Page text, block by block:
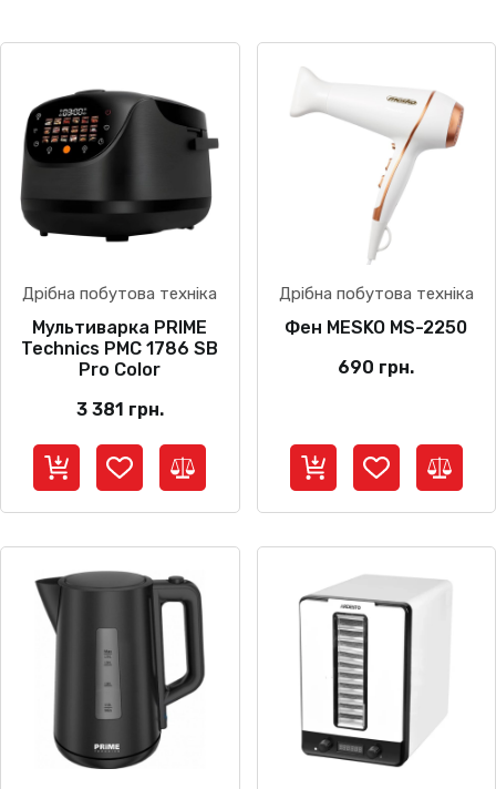
Дрібна побутова техніка
Мультиварка PRIME
Technics PMC 1786 SB
Pro Color
3 381 грн.
Дрібна побутова техніка
Фен MESKO MS-2250
690 грн.